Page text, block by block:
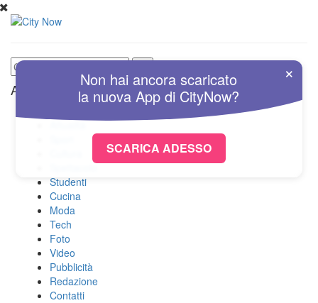
Altre Sezioni
Attualità
Spettacolo
Studenti
Cucina
Moda
Tech
Foto
Video
Pubblicità
Redazione
Contatti
×
Non hai ancora scaricato
la nuovaApp di CityNow?
SCARICA ADESSO